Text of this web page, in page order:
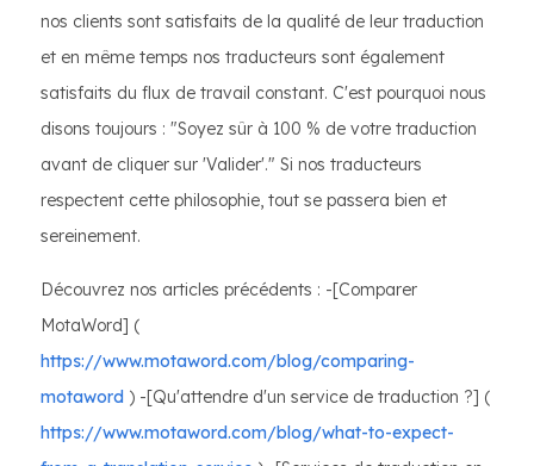
nos clients sont satisfaits de la qualité de leur traduction
et en même temps nos traducteurs sont également
satisfaits du flux de travail constant. C'est pourquoi nous
disons toujours : "Soyez sûr à 100 % de votre traduction
avant de cliquer sur 'Valider'." Si nos traducteurs
respectent cette philosophie, tout se passera bien et
sereinement.
Découvrez nos articles précédents : -[Comparer
MotaWord] (
https://www.motaword.com/blog/comparing-
motaword ) -[Qu'attendre d'un service de traduction ?] (
https://www.motaword.com/blog/what-to-expect-